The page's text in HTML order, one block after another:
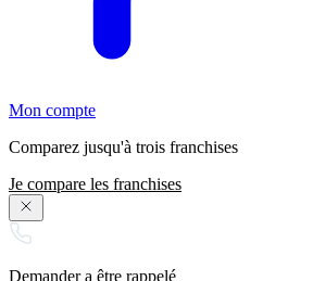
Mon compte
Comparez jusqu'à trois franchises
Je compare les franchises
Demander a être rappelé